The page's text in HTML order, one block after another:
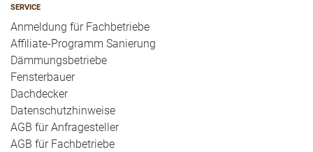
SERVICE
Anmeldung für Fachbetriebe
Affiliate-Programm Sanierung
Dämmungsbetriebe
Fensterbauer
Dachdecker
Datenschutzhinweise
AGB für Anfragesteller
AGB für Fachbetriebe